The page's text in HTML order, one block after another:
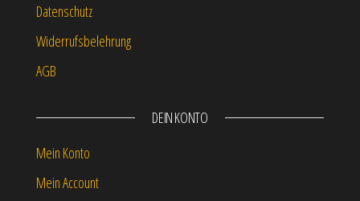
Datenschutz
Widerrufsbelehrung
AGB
DEIN KONTO
Mein Konto
Mein Account